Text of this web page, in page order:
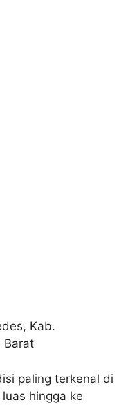
Kab.
Barat
paling terkenal di
hingga ke